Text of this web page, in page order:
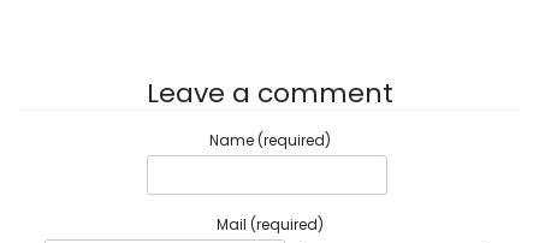
Leave a comment
Name (required)
Mail (required)